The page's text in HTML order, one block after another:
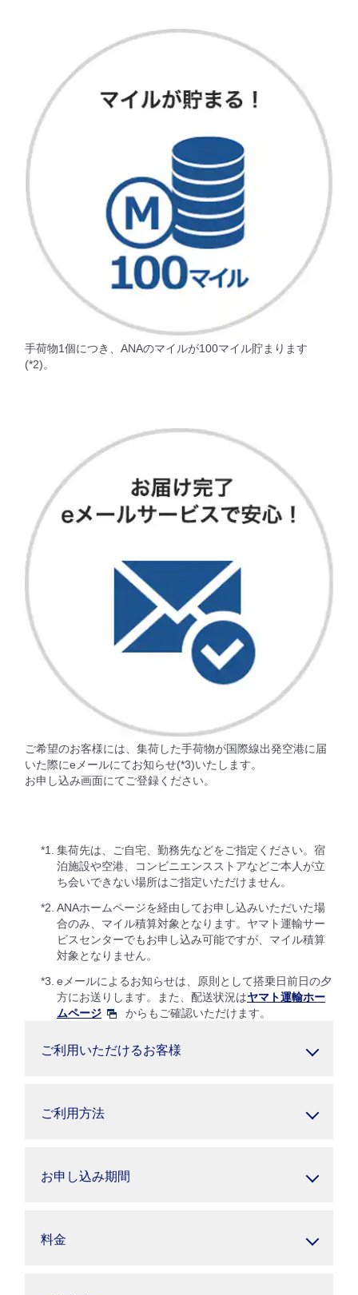
手荷物1個につき、ANAのマイルが100マイル貯まります
(*2)。
ご希望のお客様には、集荷した手荷物が国際線出発空港に届
いた際にeメールにてお知らせ(*3)いたします。
お申し込み画面にてご登録ください。
*1.
集荷先は、ご自宅、勤務先などをご指定ください。宿
泊施設や空港、コンビニエンスストアなどご本人が立
ち会いできない場所はご指定いただけません。
*2. ANAホームページを経由してお申し込みいただいた場
合のみ、マイル積算対象となります。ヤマト運輸サー
ビスセンターでもお申し込み可能ですが、マイル積算
対象となりません。
*3. eメールによるお知らせは、原則として搭乗日前日の夕
方にお送りします。また、配送状況はヤマト運輸ホー
ムページ
からもご確認いただけます。
ご利用いただけるお客様
ご利用方法
お申し込み期間
料金